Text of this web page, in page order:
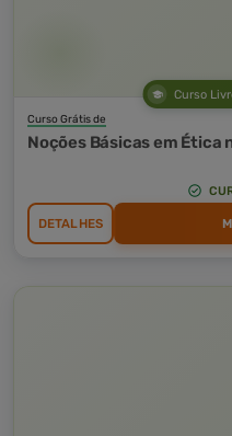
Curso
Curso Grátis de
Noções Básicas em Ética
DETALHES